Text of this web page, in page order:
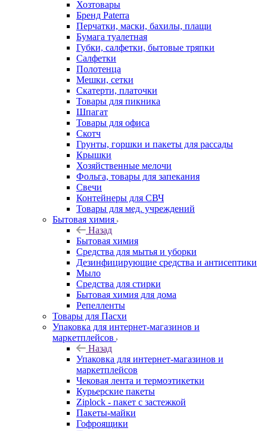
Хозтовары
Бренд Paterra
Перчатки, маски, бахилы, плащи
Бумага туалетная
Губки, салфетки, бытовые тряпки
Салфетки
Полотенца
Мешки, сетки
Скатерти, платочки
Товары для пикника
Шпагат
Товары для офиса
Скотч
Грунты, горшки и пакеты для рассады
Крышки
Хозяйственные мелочи
Фольга, товары для запекания
Свечи
Контейнеры для СВЧ
Товары для мед. учреждений
Бытовая химия
Назад
Бытовая химия
Средства для мытья и уборки
Дезинфицирующие средства и антисептики
Мыло
Средства для стирки
Бытовая химия для дома
Репелленты
Товары для Пасхи
Упаковка для интернет-магазинов и
маркетплейсов
Назад
Упаковка для интернет-магазинов и
маркетплейсов
Чековая лента и термоэтикетки
Курьерские пакеты
Ziplock - пакет с застежкой
Пакеты-майки
Гофроящики